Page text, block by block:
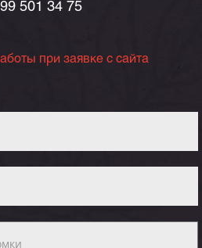
501 34 75
при заявке с сайта